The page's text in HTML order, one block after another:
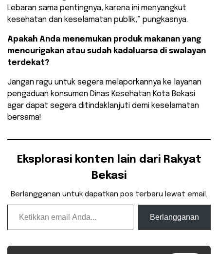
Lebaran sama pentingnya, karena ini menyangkut
kesehatan dan keselamatan publik,” pungkasnya.
Apakah Anda menemukan produk makanan yang
mencurigakan atau sudah kadaluarsa di swalayan
terdekat?
Jangan ragu untuk segera melaporkannya ke layanan
pengaduan konsumen Dinas Kesehatan Kota Bekasi
agar dapat segera ditindaklanjuti demi keselamatan
bersama!
Eksplorasi konten lain dari Rakyat
Bekasi
Berlangganan untuk dapatkan pos terbaru lewat email.
Ketikkan email Anda...
Berlangganan